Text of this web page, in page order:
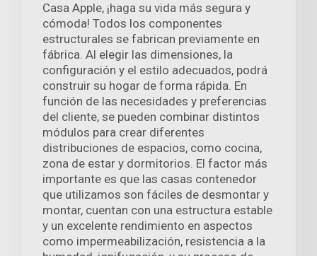
Casa Apple, ¡haga su vida más segura y
cómoda! Todos los componentes
estructurales se fabrican previamente en
fábrica. Al elegir las dimensiones, la
configuración y el estilo adecuados, podrá
construir su hogar de forma rápida. En
función de las necesidades y preferencias
del cliente, se pueden combinar distintos
módulos para crear diferentes
distribuciones de espacios, como cocina,
zona de estar y dormitorios. El factor más
importante es que las casas contenedor
que utilizamos son fáciles de desmontar y
montar, cuentan con una estructura estable
y un excelente rendimiento en aspectos
como impermeabilización, resistencia a la